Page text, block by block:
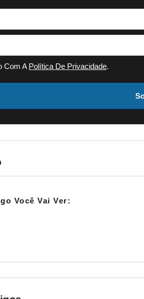
Com A Política De Privacidade.
Você Vai Ver: